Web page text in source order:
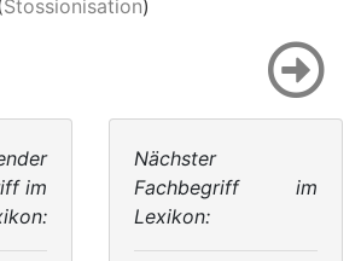
Stossionisation)
im
Nächster
Fachbegriff im
Lexikon: